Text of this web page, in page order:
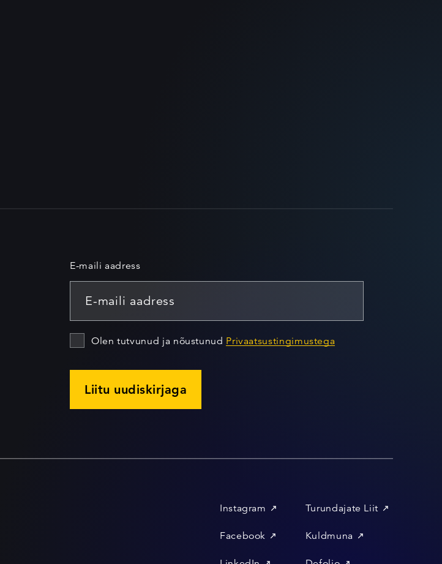
E-maili aadress
Olen tutvunud ja nõustunud Privaatsustingimustega
Liitu uudiskirjaga
Instagram
Facebook
Turundajate Liit
Kuldmuna